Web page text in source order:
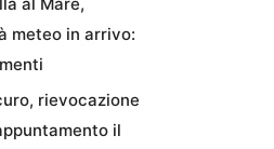
meteo in arrivo:
rievocazione
il